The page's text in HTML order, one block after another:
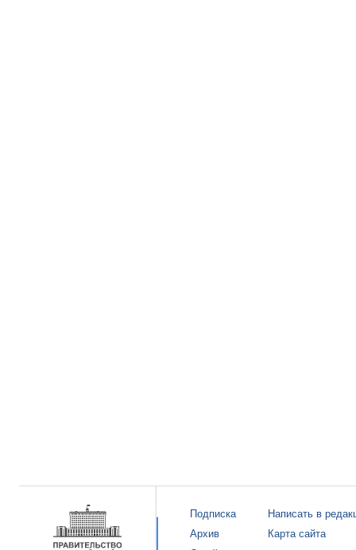
Подписка
Архив
Написать в
Карта сайта